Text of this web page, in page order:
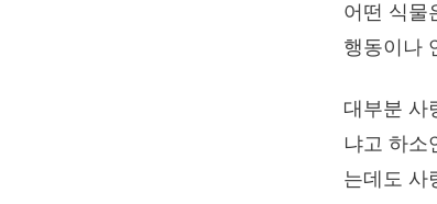
어떤 식물
행동이나
대부분 사
냐고 하소
는데도 사